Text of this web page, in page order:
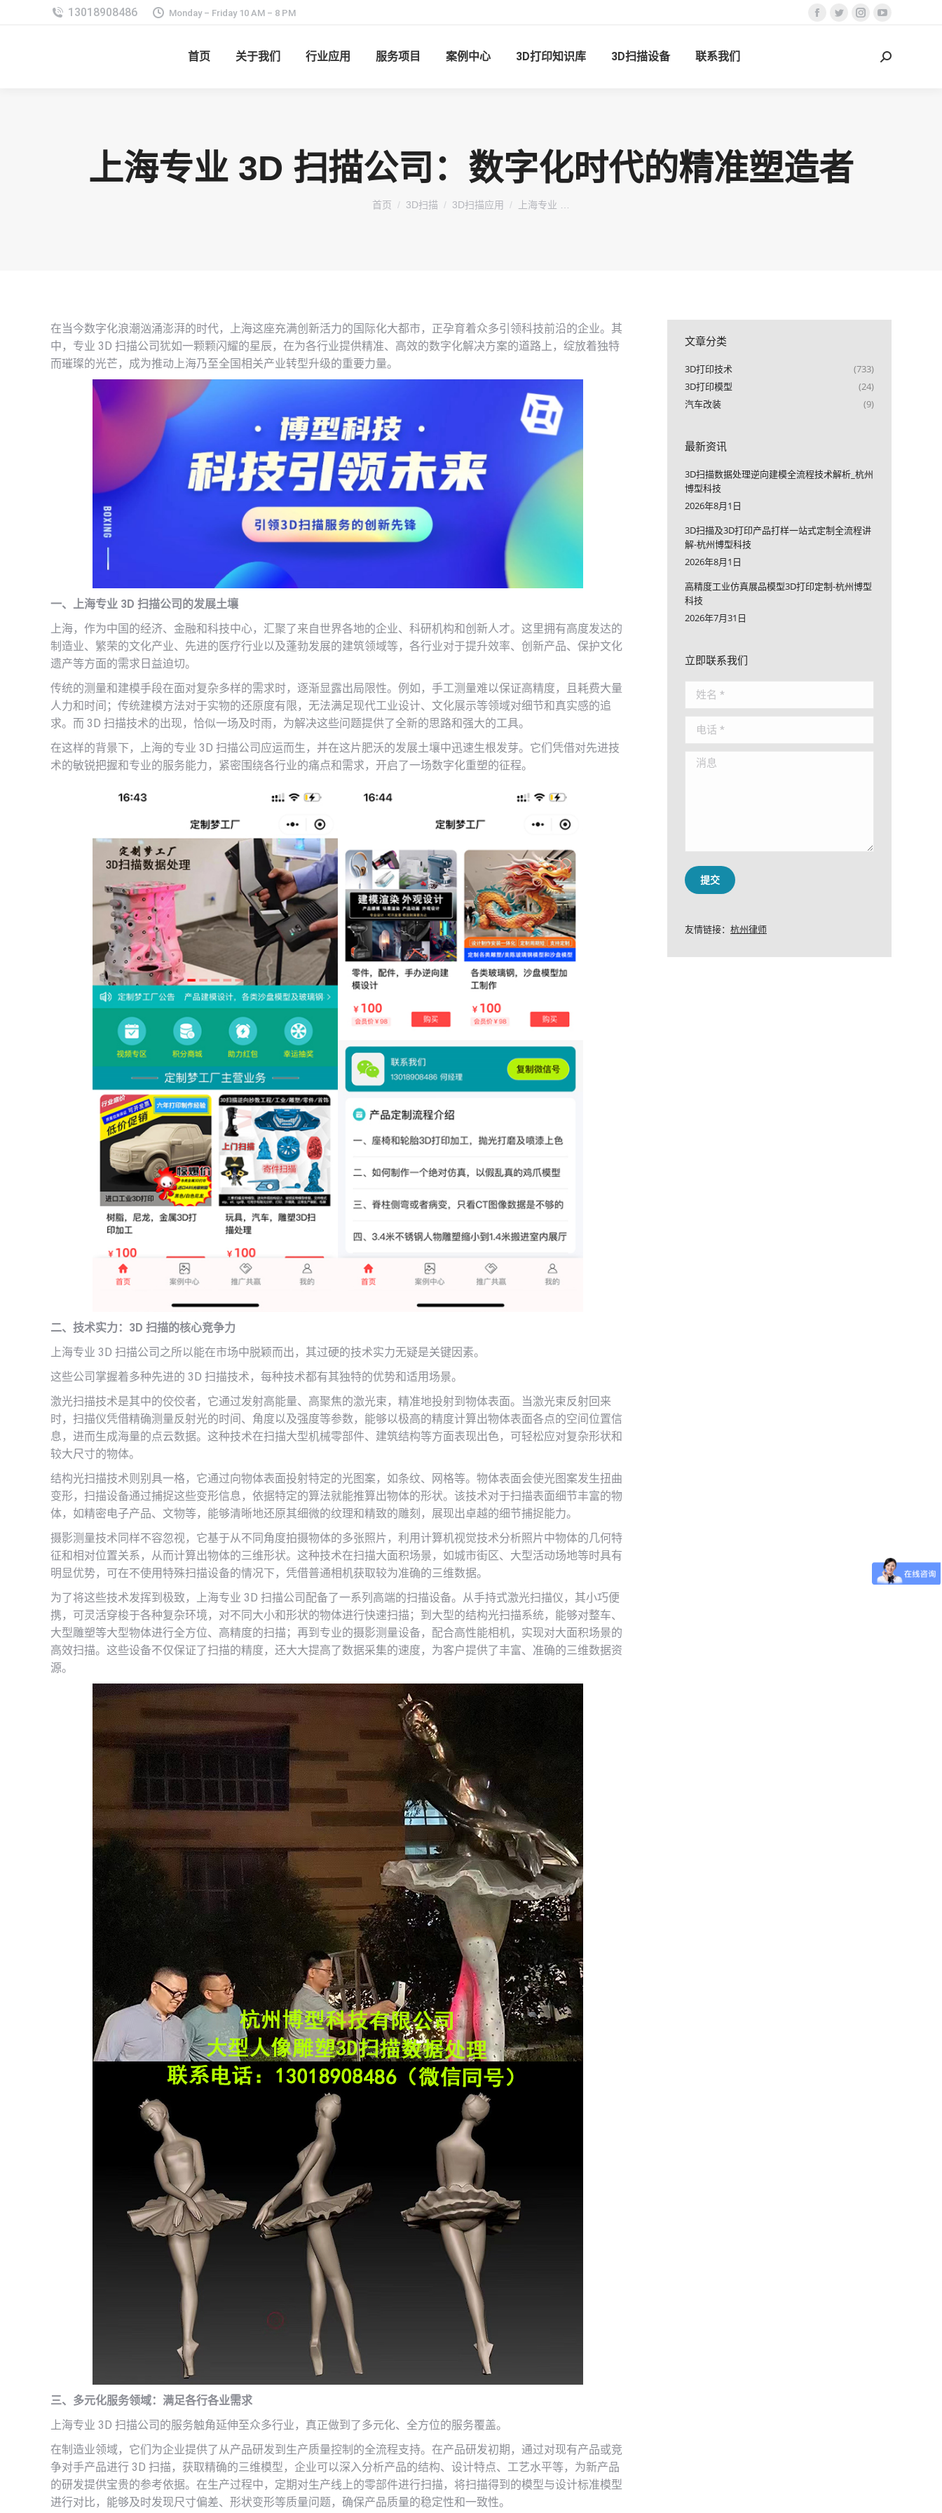
Monday – Friday 10 AM – 8 PM
Facebook
开
Twitter
打
开
Instagram
在
首页 关于我们 行业应用 服务项目 案例中心 3D打印知识库 3D扫描设备 联系我们
搜
上海专业 3D 扫描公司：数字化时代的精准塑造者
您在这里：
首页 3D扫描 3D扫描应用 上海专业 …
在当今数字化浪潮汹涌澎湃的时代，上海这座充满创新活力的国际化大都市，正孕育着众多引领科技前沿的企业。其
中，专业 3D 扫描公司犹如一颗颗闪耀的星辰，在为各行业提供精准、高效的数字化解决方案的道路上，绽放着独特
而璀璨的光芒，成为推动上海乃至全国相关产业转型升级的重要力量。
一、上海专业 3D 扫描公司的发展土壤
上海，作为中国的经济、金融和科技中心，汇聚了来自世界各地的企业、科研机构和创新人才。这里拥有高度发达的
制造业、繁荣的文化产业、先进的医疗行业以及蓬勃发展的建筑领域等，各行业对于提升效率、创新产品、保护文化
遗产等方面的需求日益迫切。
传统的测量和建模手段在面对复杂多样的需求时，逐渐显露出局限性。例如，手工测量难以保证高精度，且耗费大量
人力和时间；传统建模方法对于实物的还原度有限，无法满足现代工业设计、文化展示等领域对细节和真实感的追
求。而 3D 扫描技术的出现，恰似一场及时雨，为解决这些问题提供了全新的思路和强大的工具。
在这样的背景下，上海的专业 3D 扫描公司应运而生，并在这片肥沃的发展土壤中迅速生根发芽。它们凭借对先进技
术的敏锐把握和专业的服务能力，紧密围绕各行业的痛点和需求，开启了一场数字化重塑的征程。
二、技术实力：3D 扫描的核心竞争力
上海专业 3D 扫描公司之所以能在市场中脱颖而出，其过硬的技术实力无疑是关键因素。
这些公司掌握着多种先进的 3D 扫描技术，每种技术都有其独特的优势和适用场景。
激光扫描技术是其中的佼佼者，它通过发射高能量、高聚焦的激光束，精准地投射到物体表面。当激光束反射回来
时，扫描仪凭借精确测量反射光的时间、角度以及强度等参数，能够以极高的精度计算出物体表面各点的空间位置信
息，进而生成海量的点云数据。这种技术在扫描大型机械零部件、建筑结构等方面表现出色，可轻松应对复杂形状和
较大尺寸的物体。
结构光扫描技术则别具一格，它通过向物体表面投射特定的光图案，如条纹、网格等。物体表面会使光图案发生扭曲
变形，扫描设备通过捕捉这些变形信息，依据特定的算法就能推算出物体的形状。该技术对于扫描表面细节丰富的物
体，如精密电子产品、文物等，能够清晰地还原其细微的纹理和精致的雕刻，展现出卓越的细节捕捉能力。
摄影测量技术同样不容忽视，它基于从不同角度拍摄物体的多张照片，利用计算机视觉技术分析照片中物体的几何特
征和相对位置关系，从而计算出物体的三维形状。这种技术在扫描大面积场景，如城市街区、大型活动场地等时具有
明显优势，可在不使用特殊扫描设备的情况下，凭借普通相机获取较为准确的三维数据。
为了将这些技术发挥到极致，上海专业 3D 扫描公司配备了一系列高端的扫描设备。从手持式激光扫描仪，其小巧便
携，可灵活穿梭于各种复杂环境，对不同大小和形状的物体进行快速扫描；到大型的结构光扫描系统，能够对整车、
大型雕塑等大型物体进行全方位、高精度的扫描；再到专业的摄影测量设备，配合高性能相机，实现对大面积场景的
高效扫描。这些设备不仅保证了扫描的精度，还大大提高了数据采集的速度，为客户提供了丰富、准确的三维数据资
源。
三、多元化服务领域：满足各行各业需求
上海专业 3D 扫描公司的服务触角延伸至众多行业，真正做到了多元化、全方位的服务覆盖。
在制造业领域，它们为企业提供了从产品研发到生产质量控制的全流程支持。在产品研发初期，通过对现有产品或竞
争对手产品进行 3D 扫描，获取精确的三维模型，企业可以深入分析产品的结构、设计特点、工艺水平等，为新产品
的研发提供宝贵的参考依据。在生产过程中，定期对生产线上的零部件进行扫描，将扫描得到的模型与设计标准模型
进行对比，能够及时发现尺寸偏差、形状变形等质量问题，确保产品质量的稳定性和一致性。
文章分类
3D打印技术
(733)
3D打印模型
(24)
汽车改装
(9)
最新资讯
3D扫描数据处理逆向建模全流程技术解析_杭州
博型科技
2026年8月1日
3D扫描及3D打印产品打样一站式定制全流程讲
解-杭州博型科技
2026年8月1日
高精度工业仿真展品模型3D打印定制-杭州博型
科技
2026年7月31日
立即联系我们
姓名 *
电话 *
消息
提交
友情链接： 杭州律师